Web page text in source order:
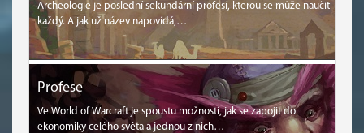
Archeologie je poslední sekundární profesí, kterou se může naučit
každý. A jak už název napovídá,…
Profese
Ve World of Warcraft je spoustu možností, jak se zapojit do
ekonomiky celého světa a jednou z nich…